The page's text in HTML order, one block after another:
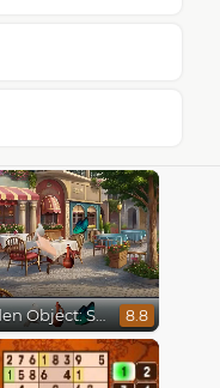
Hidden Object: Street Of Secrets 8.8